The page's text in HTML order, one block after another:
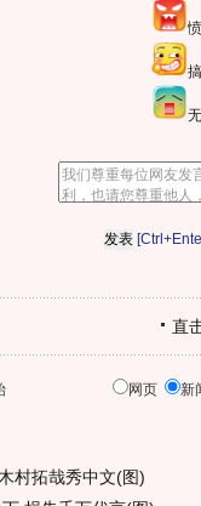
直
网页 新
村拓哉秀中文(图)